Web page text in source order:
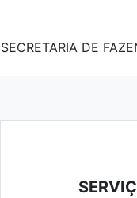
SECRETARIA DE